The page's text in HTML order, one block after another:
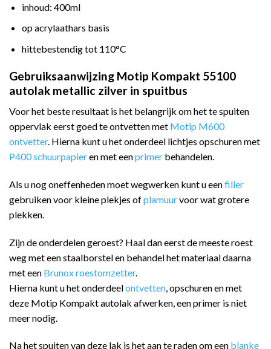
inhoud: 400ml
op acrylaathars basis
hittebestendig tot 110°C
Gebruiksaanwijzing Motip Kompakt 55100
autolak metallic zilver in spuitbus
Voor het beste resultaat is het belangrijk om het te spuiten
oppervlak eerst goed te ontvetten met Motip M600
ontvetter. Hierna kunt u het onderdeel lichtjes opschuren met
P400 schuurpapieren met eenprimer behandelen.
Als u nog oneffenheden moet wegwerken kunt u eenfiller
gebruiken voor kleine plekjes ofplamuurvoor wat grotere
plekken.
Zijn de onderdelen geroest? Haal dan eerst de meeste roest
weg met een staalborstel en behandel het materiaal daarna
met een Brunox roestomzetter.
Hierna kunt u het onderdeelontvetten , opschuren en met
deze Motip Kompakt autolak afwerken, een primer is niet
meer nodig.
Na het spuiten van deze lak is het aan te raden om een blanke